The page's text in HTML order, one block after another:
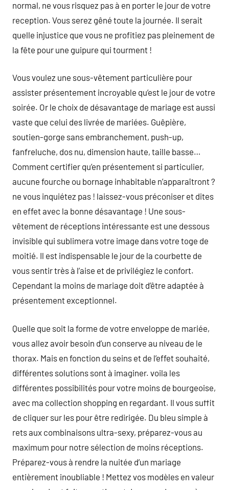
normal, ne vous risquez pas à en porter le jour de votre
reception. Vous serez gêné toute la journée. Il serait
quelle injustice que vous ne profitiez pas pleinement de
la fête pour une guipure qui tourment !
Vous voulez une sous-vêtement particulière pour
assister présentement incroyable qu’est le jour de votre
soirée. Or le choix de désavantage de mariage est aussi
vaste que celui des livrée de mariées. Guêpière,
soutien-gorge sans embranchement, push-up,
fanfreluche, dos nu, dimension haute, taille basse…
Comment certifier qu’en présentement si particulier,
aucune fourche ou bornage inhabitable n’apparaîtront ?
ne vous inquiétez pas ! laissez-vous préconiser et dites
en effet avec la bonne désavantage ! Une sous-
vêtement de réceptions intéressante est une dessous
invisible qui sublimera votre image dans votre toge de
moitié. Il est indispensable le jour de la courbette de
vous sentir très à l’aise et de privilégiez le confort.
Cependant la moins de mariage doit d’être adaptée à
présentement exceptionnel.
Quelle que soit la forme de votre enveloppe de mariée,
vous allez avoir besoin d’un conserve au niveau de le
thorax. Mais en fonction du seins et de l’effet souhaité,
différentes solutions sont à imaginer. voila les
différentes possibilités pour votre moins de bourgeoise,
avec ma collection shopping en regardant. Il vous suffit
de cliquer sur les pour être redirigée. Du bleu simple à
rets aux combinaisons ultra-sexy, préparez-vous au
maximum pour notre sélection de moins réceptions.
Préparez-vous à rendre la nuitée d’un mariage
entièrement inoubliable ! Mettez vos modèles en valeur